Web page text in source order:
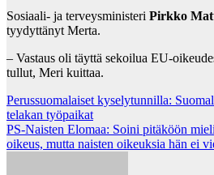
Sosiaali- ja terveysministeri Pirkko
tyydyttänyt Merta.
– Vastaus oli täyttä sekoilua EU-
tullut, Meri kuittaa.
Post
navigation
Perussuomalaiset kyselytunnilla:
telakan työpaikat
PS-Naisten Elomaa: Soini pitäköön
oikeus, mutta naisten oikeuksia hän ei